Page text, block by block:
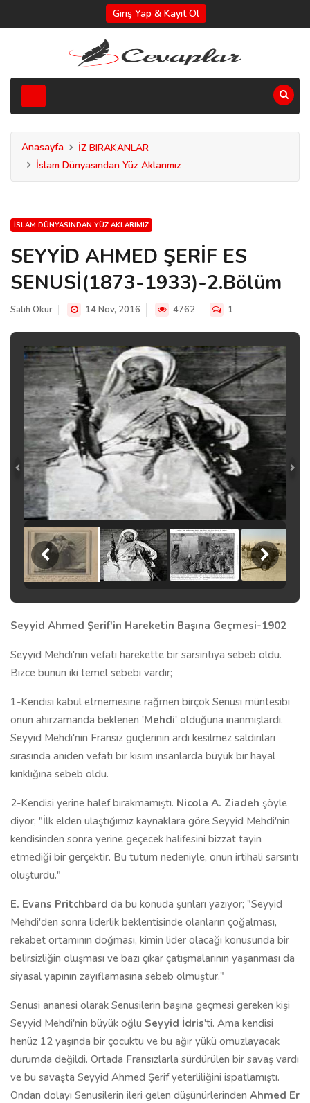
Giriş Yap & Kayıt Ol
Anasayfa
İZ BIRAKANLAR
İslam Dünyasından Yüz Aklarımız
İSLAM DÜNYASINDAN YÜZ AKLARIMIZ
SEYYİD AHMED ŞERİF ES
SENUSİ(1873-1933)-2.Bölüm
Salih Okur 14 Nov, 2016 4762 1
Seyyid Ahmed Şerif'in Hareketin Başına Geçmesi-1902
Seyyid Mehdi'nin vefatı harekette bir sarsıntıya sebeb oldu.
Bizce bunun iki temel sebebi vardır;
1-Kendisi kabul etmemesine rağmen birçok Senusi müntesibi
onun ahirzamanda beklenen 'Mehdi' olduğuna inanmışlardı.
Seyyid Mehdi'nin Fransız güçlerinin ardı kesilmez saldırıları
sırasında aniden vefatı bir kısım insanlarda büyük bir hayal
kırıklığına sebeb oldu.
2-Kendisi yerine halef bırakmamıştı. Nicola A. Ziadeh şöyle
diyor; "İlk elden ulaştığımız kaynaklara göre Seyyid Mehdi'nin
kendisinden sonra yerine geçecek halifesini bizzat tayin
etmediği bir gerçektir. Bu tutum nedeniyle, onun irtihali sarsıntı
oluşturdu."
E. Evans Pritchbard da bu konuda şunları yazıyor; "Seyyid
Mehdi'den sonra liderlik beklentisinde olanların çoğalması,
rekabet ortamının doğması, kimin lider olacağı konusunda bir
belirsizliğin oluşması ve bazı çıkar çatışmalarının yaşanması da
siyasal yapının zayıflamasına sebeb olmuştur."
Senusi ananesi olarak Senusilerin başına geçmesi gereken kişi
Seyyid Mehdi'nin büyük oğlu Seyyid İdris'ti. Ama kendisi
henüz 12 yaşında bir çocuktu ve bu ağır yükü omuzlayacak
durumda değildi. Ortada Fransızlarla sürdürülen bir savaş vardı
ve bu savaşta Seyyid Ahmed Şerif yeterliliğini ispatlamıştı.
Ondan dolayı Senusilerin ileri gelen düşünürlerinden Ahmed Er